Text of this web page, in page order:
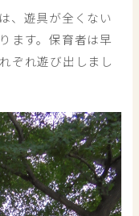
、遊具が全くない
ます。保育者は早
ぞれ遊び出しまし